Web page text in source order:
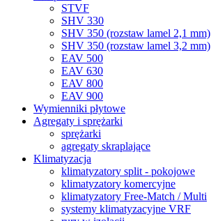
STVF
SHV 330
SHV 350 (rozstaw lamel 2,1 mm)
SHV 350 (rozstaw lamel 3,2 mm)
EAV 500
EAV 630
EAV 800
EAV 900
Wymienniki płytowe
Agregaty i sprężarki
sprężarki
agregaty skraplające
Klimatyzacja
klimatyzatory split - pokojowe
klimatyzatory komercyjne
klimatyzatory Free-Match / Multi
systemy klimatyzacyjne VRF